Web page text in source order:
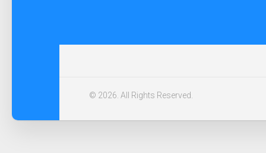
© 2026. All Rights Reserved.